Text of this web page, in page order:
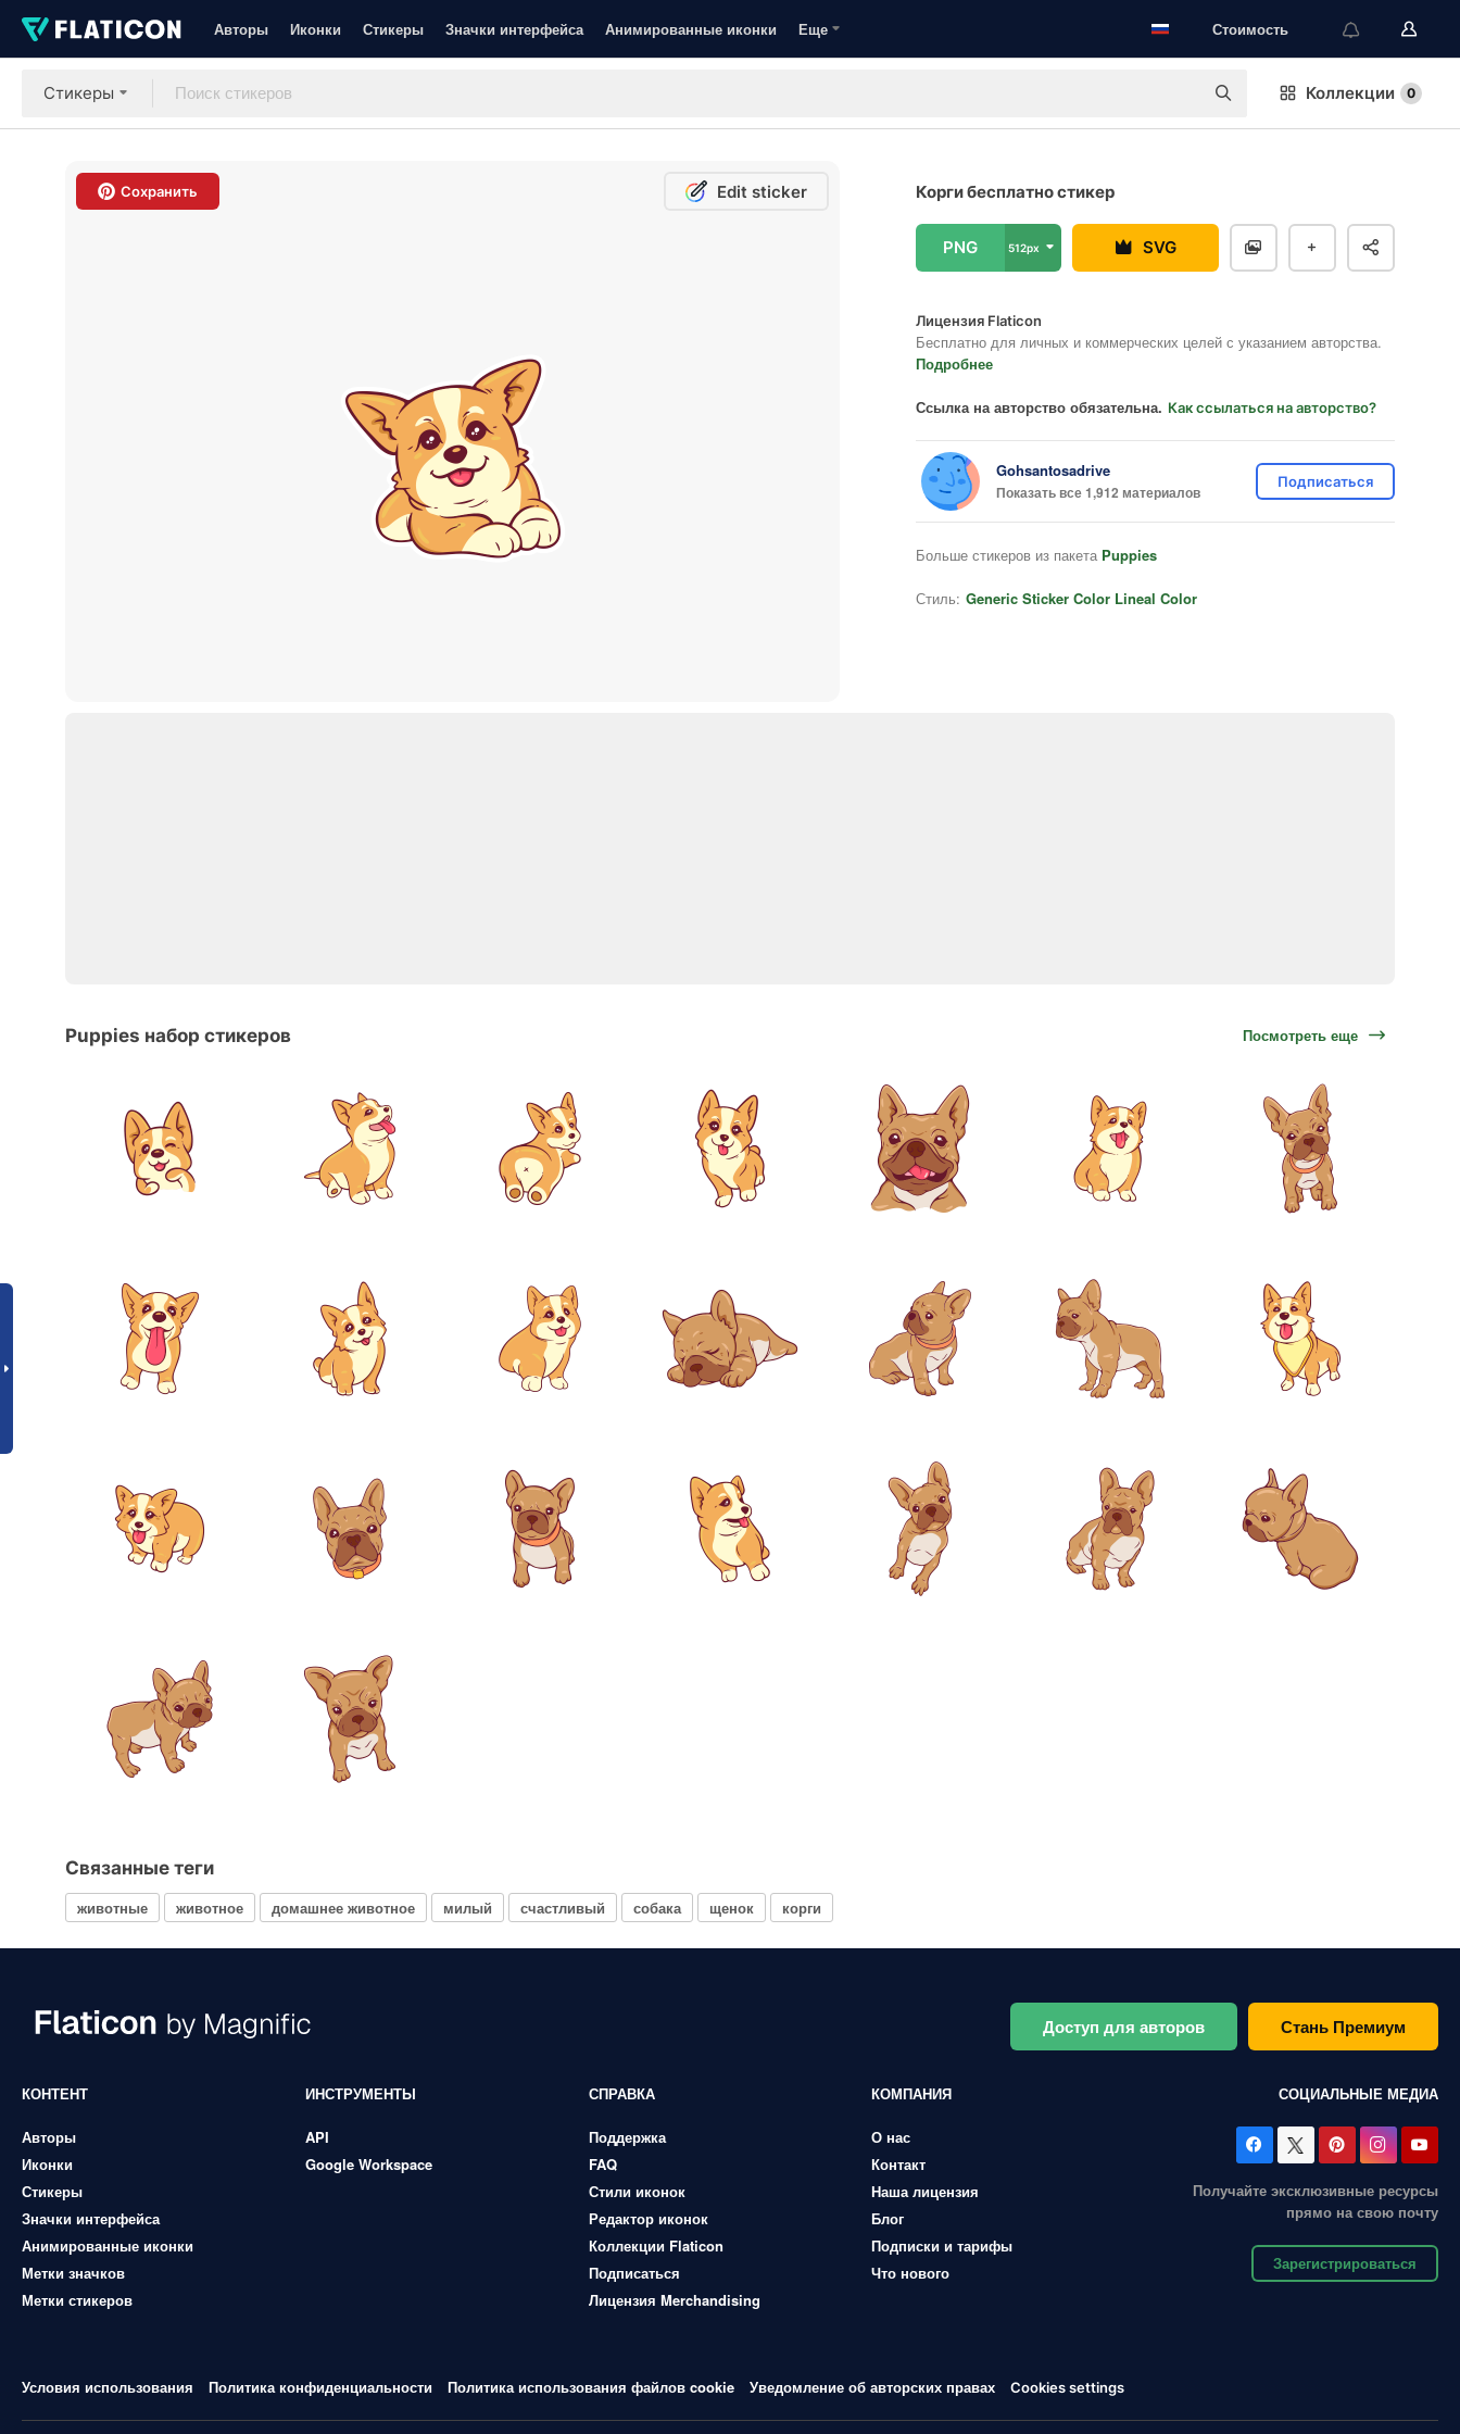
Авторы Иконки Стикеры Значки интерфейса Анимированные иконки Еще Стоимость
Стикеры Коллекции 0
Сохранить Edit sticker Корги бесплатно стикер
PNG 512px SVG
Лицензия Flaticon
Бесплатно для личных и коммерческих целей с указанием авторства.
Подробнее
Ссылка на авторство обязательна. Как ссылаться на авторство?
Gohsantosadrive
Показать все 1,912 материалов
Подписаться
Больше стикеров из пакета Puppies
Стиль: Generic Sticker Color Lineal Color
Puppies набор стикеров Посмотреть еще
Связанные теги
животные животное домашнее животное милый счастливый собака щенок корги
Доступ для авторов Стань Премиум
КОНТЕНТ
Авторы
Иконки
Стикеры
Значки интерфейса
Анимированные иконки
Метки значков
Метки стикеров
ИНСТРУМЕНТЫ
API
Google Workspace
СПРАВКА
Поддержка
FAQ
Стили иконок
Редактор иконок
Коллекции Flaticon
Подписаться
Лицензия Merchandising
КОМПАНИЯ
О нас
Контакт
Наша лицензия
Блог
Подписки и тарифы
Что нового
СОЦИАЛЬНЫЕ МЕДИА
Получайте эксклюзивные ресурсы
прямо на свою почту
Зарегистрироваться
Условия использования Политика конфиденциальности Политика использования файлов cookie Уведомление об авторских правах Cookies settings